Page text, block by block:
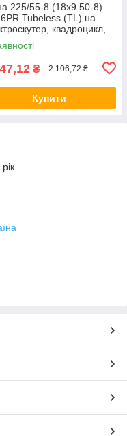
225/55-8 (18x9.50-8)
Tubeless (TL) на
квадроцикл,
₴ 2 106,72 ₴
Купити